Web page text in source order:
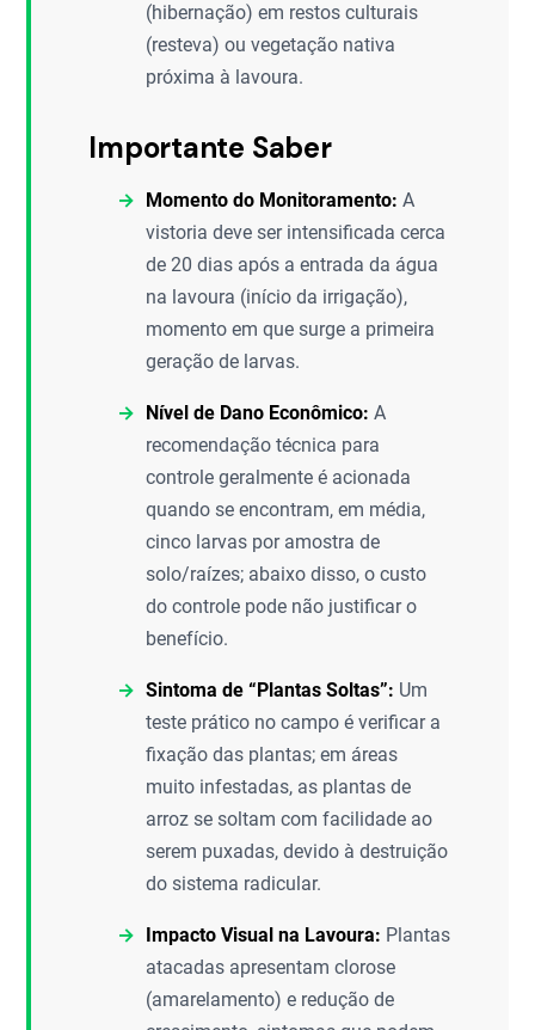
(hibernação) em restos culturais
(resteva) ou vegetação nativa
próxima à lavoura.
Importante Saber
Momento do Monitoramento: A
vistoria deve ser intensificada cerca
de 20 dias após a entrada da água
na lavoura (início da irrigação),
momento em que surge a primeira
geração de larvas.
Nível de Dano Econômico: A
recomendação técnica para
controle geralmente é acionada
quando se encontram, em média,
cinco larvas por amostra de
solo/raízes; abaixo disso, o custo
do controle pode não justificar o
benefício.
Sintoma de “Plantas Soltas”: Um
teste prático no campo é verificar a
fixação das plantas; em áreas
muito infestadas, as plantas de
arroz se soltam com facilidade ao
serem puxadas, devido à destruição
do sistema radicular.
Impacto Visual na Lavoura: Plantas
atacadas apresentam clorose
(amarelamento) e redução de